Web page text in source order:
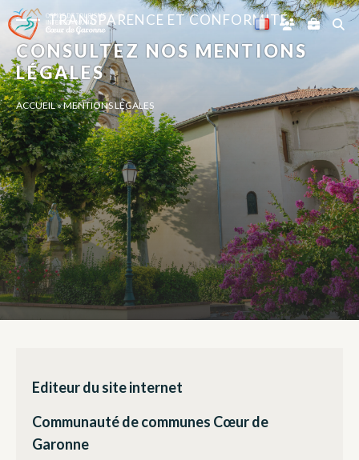
CONSULTEZ NOS MENTIONS
LÉGALES
TRANSPARENCE ET CONFORMITÉ
ACCUEIL»MENTIONS LÉGALES
Editeur du site internet
Communauté de communes Cœur de
Garonne
Panneau de gestion des cookies